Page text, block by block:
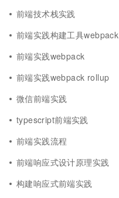
前端技术栈实践
前端实践构建工具webpack
前端实践webpack
前端实践webpack rollup
微信前端实践
typescript前端实践
前端实践流程
前端响应式设计原理实践
构建响应式前端实践